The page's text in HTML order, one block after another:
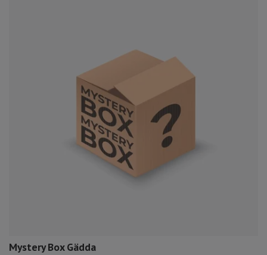
Mystery Box Gädda